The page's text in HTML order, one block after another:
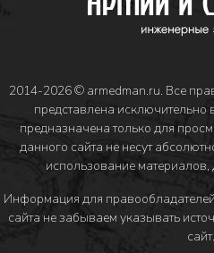
2014-2026 © armedman.ru. Все
представлена исключительно
предназначена только для
данного сайта не несут
использование материалов,
Информация для правообладателей
сайта не забываем указывать
сайт.